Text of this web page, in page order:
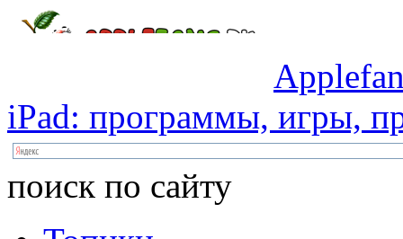
iPad: программы, игры,
поиск по сайту